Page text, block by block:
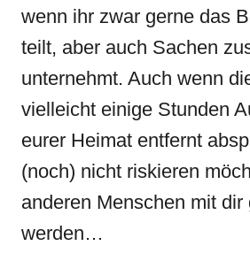
wenn ihr zwar gerne das
teilt, aber auch Sachen
unternehmt. Auch wenn
vielleicht einige Stunden
eurer Heimat entfernt
(noch) nicht riskieren
anderen Menschen mit dir
werden…